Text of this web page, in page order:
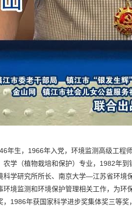
年生，1966年入党，环境监测高级工程
农学（植物栽培和保护）专业，1982年
科学研究所所长、南京大学—江苏省环境
环境监测和环境保护管理相关工作，为环
，1986年获国家科学进步奖集体奖三等